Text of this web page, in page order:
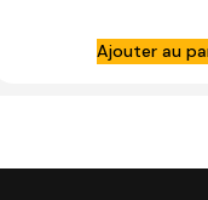
Ajouter au